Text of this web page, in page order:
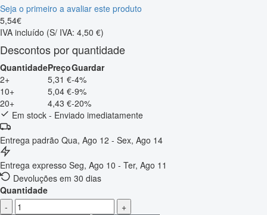
Seja o primeiro a avaliar este produto
5,54€
IVA incluído (S/ IVA: 4,50 €)
Descontos por quantidade
QuantidadePreçoGuardar
2+
5,31 €-4%
10+
5,04 €-9%
20+
4,43 €-20%
Em stock - Enviado imediatamente
Entrega padrão Qua, Ago 12 - Sex, Ago 14
Entrega expresso Seg, Ago 10 - Ter, Ago 11
Devoluções em 30 dias
Quantidade
-
+